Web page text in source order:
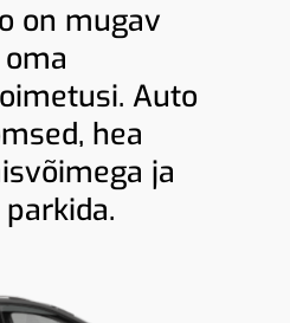
on mugav
Auto
hea
ja